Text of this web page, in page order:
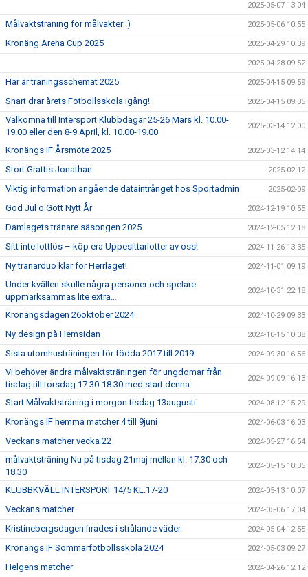
2025-05-07 13:04
Målvaktsträning för målvakter :) 2025-05-06 10:55
Kronäng Arena Cup 2025 2025-04-29 10:39
2025-04-28 09:52
Här är träningsschemat 2025 2025-04-15 09:59
Snart drar årets Fotbollsskola igång! 2025-04-15 09:35
Välkomna till Intersport Klubbdagar 25-26 Mars kl. 10.00-
19.00 eller den 8-9 April, kl. 10.00-19.00
2025-03-14 12:00
Kronängs IF Årsmöte 2025 2025-03-12 14:14
Stort Grattis Jonathan 2025-02-12
Viktig information angående dataintrånget hos Sportadmin 2025-02-09
God Jul o Gott Nytt År 2024-12-19 10:55
Damlagets tränare säsongen 2025 2024-12-05 12:18
Sitt inte lottlös – köp era Uppesittarlotter av oss! 2024-11-26 13:35
Ny tränarduo klar för Herrlaget! 2024-11-01 09:19
Under kvällen skulle några personer och spelare
uppmärksammas lite extra…
2024-10-31 22:18
Kronängsdagen 26oktober 2024 2024-10-29 09:33
Ny design på Hemsidan 2024-10-15 10:38
Sista utomhusträningen för födda 2017 till 2019 2024-09-30 16:56
Vi behöver ändra målvaktsträningen för ungdomar från
tisdag till torsdag 17:30-18:30 med start denna
2024-09-09 16:13
Start Målvaktsträning i morgon tisdag 13augusti 2024-08-12 15:29
Kronängs IF hemma matcher 4 till 9juni 2024-06-03 16:03
Veckans matcher vecka 22 2024-05-27 16:54
målvaktsträning Nu på tisdag 21maj mellan kl. 17.30 och
18.30
2024-05-15 10:35
KLUBBKVÄLL INTERSPORT 14/5 KL.17-20 2024-05-13 10:07
Veckans matcher 2024-05-06 17:04
Kristinebergsdagen firades i strålande väder. 2024-05-04 12:55
Kronängs IF Sommarfotbollsskola 2024 2024-05-03 09:27
Helgens matcher 2024-04-26 12:12